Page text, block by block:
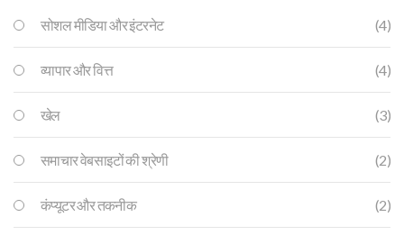
सोशल मीडिया और इंटरनेट (4)
व्यापार और वित्त (4)
खेल (3)
समाचार वेबसाइटों की श्रेणी (2)
कंप्यूटर और तकनीक (2)